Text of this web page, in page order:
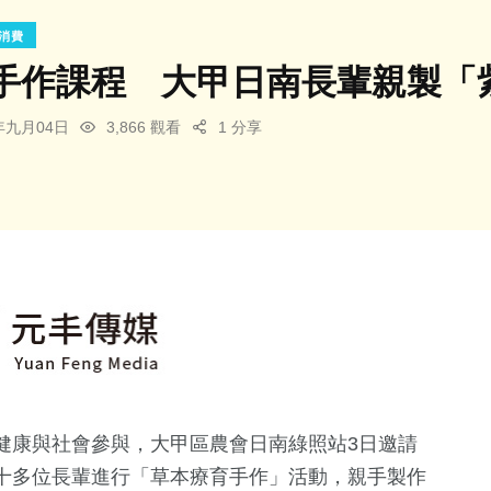
費
作課程 大甲日南長輩親製「
九月04日 3,866 觀看 1 分享
與社會參與，大甲區農會日南綠照站3日邀請
位長輩進行「草本療育手作」活動，親手製作